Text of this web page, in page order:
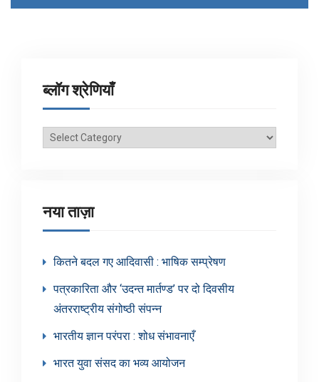
ब्लॉग श्रेणियाँ
ब्लॉग
नया ताज़ा
कितने बदल गए आदिवासी : भाषिक सम्प्रेषण
पत्रकारिता और ‘उदन्त मार्तण्ड’ पर दो दिवसीय
अंतरराष्ट्रीय संगोष्ठी संपन्न
भारतीय ज्ञान परंपरा : शोध संभावनाएँ
भारत युवा संसद का भव्य आयोजन